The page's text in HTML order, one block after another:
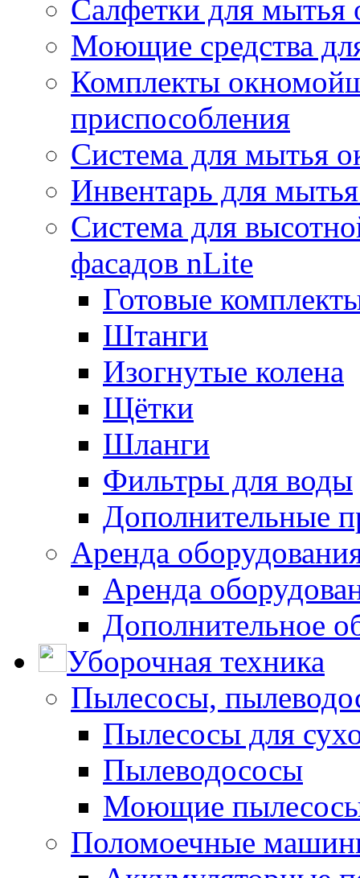
Салфетки для мытья
Моющие средства
Комплекты
приспособления
Система для мытья
Инвентарь для
Система для
фасадов nLite
Готовые
Штанги
Изогнутые колена
Щётки
Шланги
Фильтры для воды
Дополнительные
Аренда
Аренда
Дополнительное
Уборочная техника
Пылесосы,
Пылесосы для
Пылеводососы
Моющие пылесосы
Поломоечные